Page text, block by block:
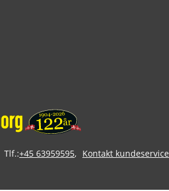
Tlf.:+45 63959595 Kontakt kundeservice